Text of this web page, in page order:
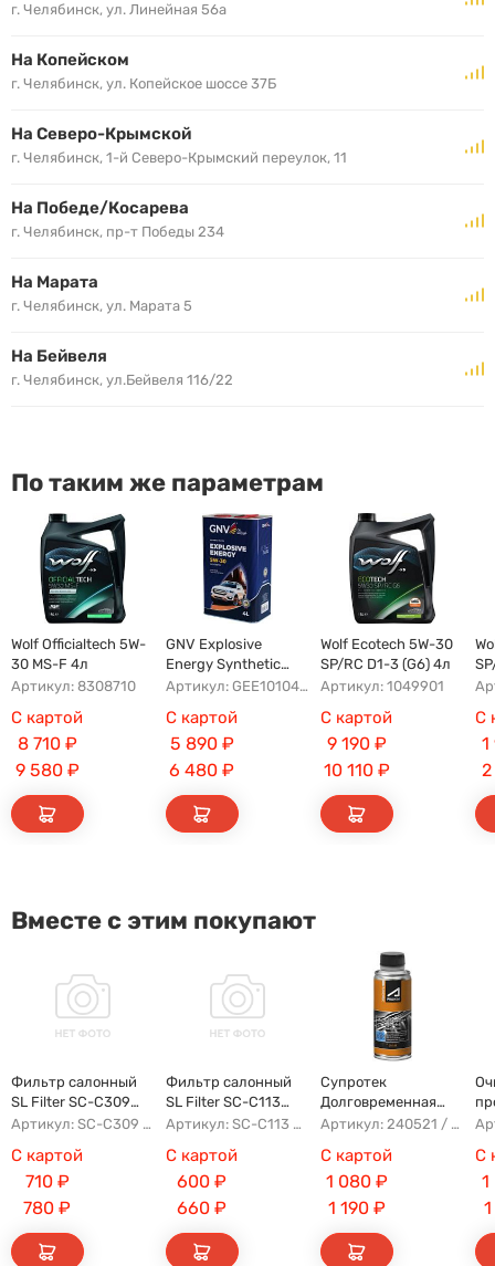
г. Челябинск, ул. Линейная 56а
На Копейском
г. Челябинск, ул. Копейское шоссе 37Б
На Северо-Крымской
г. Челябинск, 1-й Северо-Крымский переулок, 11
На Победе/Косарева
г. Челябинск, пр-т Победы 234
На Марата
г. Челябинск, ул. Марата 5
На Бейвеля
г. Челябинск, ул.Бейвеля 116/22
По таким же параметрам
Wolf Officialtech 5W-
30 MS-F 4л
Артикул: 8308710
С картой
8 710₽
9 580₽
GNV Explosive
Energy Synthetic
A5/B5 5W-30 4л
Артикул: GEE1010453040120530004
С картой
5 890₽
6 480 ₽
Wolf Ecotech 5W-30
SP/RC D1-3 (G6) 4л
Артикул: 1049901
С картой
9 190₽
10 110₽
С
1
2
Вместе с этим покупают
Фильтр салонный
SL Filter SC-C309
(AG854CF)
Артикул: SC-C309 AG854CF 8022021300 8025530000 AFW2992
С картой
710₽
780 ₽
Фильтр салонный
SL Filter SC-C113
(AG779CF)
Артикул: SC-C113 AFW1107 8104400XKZ96A AG779CF
С картой
600 ₽
660 ₽
Супротек
Долговременная
Промывка
Артикул: 240521 / 122929
С картой
1 080₽
1 190₽
С
1